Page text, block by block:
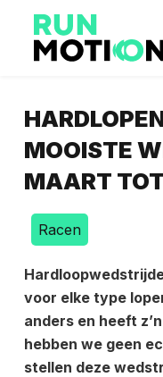
MOOISTE
MAART
Racen
voor elke type
anders en heeft
hebben we geen
stellen deze